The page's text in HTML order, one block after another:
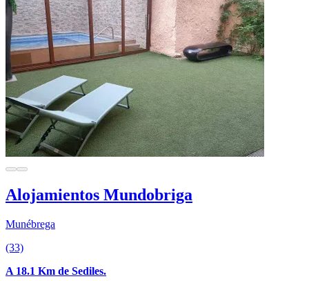
Alojamientos Mundobriga
Munébrega
(33)
A 18.1 Km de Sediles.